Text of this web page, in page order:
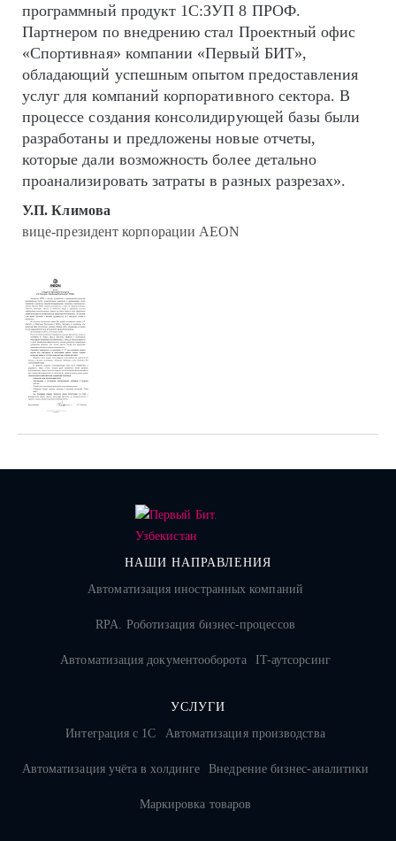
программный продукт 1С:ЗУП 8 ПРОФ.
Партнером по внедрению стал Проектный офис
«Спортивная» компании «Первый БИТ»,
обладающий успешным опытом предоставления
услуг для компаний корпоративного сектора. В
процессе создания консолидирующей базы были
разработаны и предложены новые отчеты,
которые дали возможность более детально
проанализировать затраты в разных разрезах».
У.П. Климова
вице-президент корпорации AEON
НАШИ НАПРАВЛЕНИЯ
Автоматизация иностранных компаний
RPA. Роботизация бизнес-процессов
Автоматизация документооборота IT-аутсорсинг
УСЛУГИ
Интеграция с 1С
Автоматизация производства
Автоматизация учёта в холдинге Внедрение бизнес-аналитики
Маркировка товаров